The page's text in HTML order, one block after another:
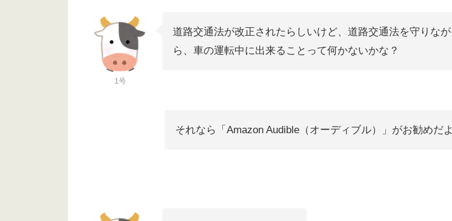
1号
道路交通法が改正されたらしいけど、道路交通法を守りなが
ら、車の運転中に出来ることって何かないかな？
それなら「Amazon Audible（オーディブル）」がお勧めだよ